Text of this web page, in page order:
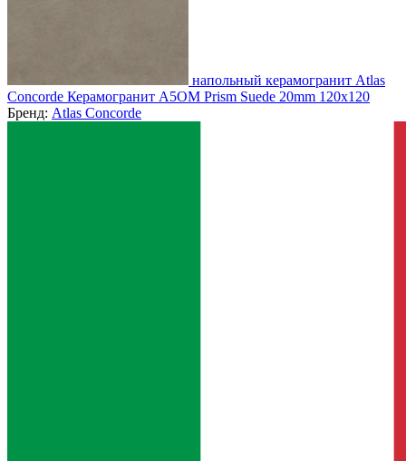
напольный керамогранит Atlas
Concorde Керамогранит A5OM Prism Suede 20mm 120x120
Бренд: Atlas Concorde